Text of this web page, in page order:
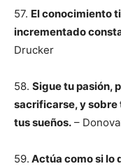
57. El conocimiento
incrementado
Drucker
58. Sigue tu pasión,
sacrificarse, y sobre
tus sueños. –
59. Actúa como si lo